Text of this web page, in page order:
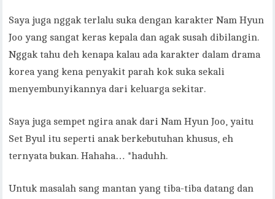
Saya juga nggak terlalu suka dengan karakter Nam Hyun
Joo yang sangat keras kepala dan agak susah dibilangin.
Nggak tahu deh kenapa kalau ada karakter dalam drama
korea yang kena penyakit parah kok suka sekali
menyembunyikannya dari keluarga sekitar.
Saya juga sempet ngira anak dari Nam Hyun Joo, yaitu
Set Byul itu seperti anak berkebutuhan khusus, eh
ternyata bukan. Hahaha… *haduhh.
Untuk masalah sang mantan yang tiba-tiba datang dan